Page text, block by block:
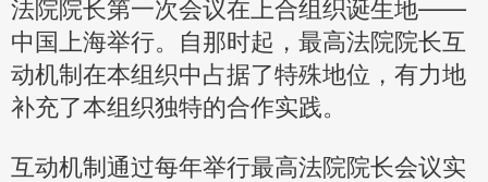
法院院长第一次会议在上合组织诞生地——
中国上海举行。自那时起，最高法院院长互
动机制在本组织中占据了特殊地位，有力地
补充了本组织独特的合作实践。
互动机制通过每年举行最高法院院长会议实